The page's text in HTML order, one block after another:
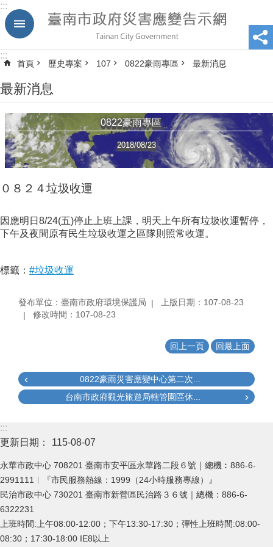
跳到主要內容區塊
:::
:::
首頁 歷史專案 107 0822豪雨專區 最新消息
最新消息
0822豪雨專區
2018/08/23
０８２４垃圾收運
因應明日8/24(五)停止上班上課，明天上午所有垃圾收運暫停，
下午及夜間原有民生垃圾收運之區隊則照常收運。
標籤： #垃圾收運
發布單位：臺南市政府環境保護局
上版日期：107-08-23
修改時間：107-08-23
回上一頁 回最上面
0822豪雨災害應變中心第二次...
台南市政府觀光旅遊局轄管園區休...
:::
更新日期：
115-08-07
永華市政中心 708201 臺南市安平區永華路二段６號｜總機︰886-6-
2991111︱『市民服務熱線：1999（24小時服務專線）』
民治市政中心 730201 臺南市新營區民治路３６號｜總機：886-6-
6322231
上班時間:上午08:00-12:00；下午13:30-17:30；彈性上班時間:08:00-
08:30；17:30-18:00 IE8以上